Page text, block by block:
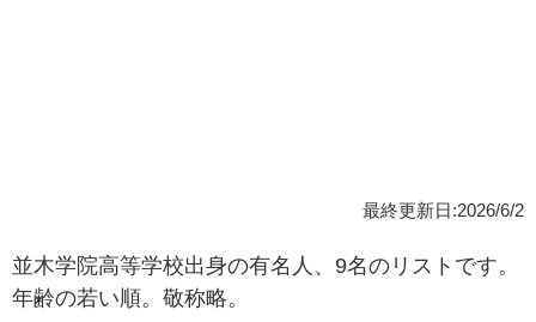
最終更新日:2026/6/2
並木学院高等学校出身の有名人、9名のリストです。
年齢の若い順。敬称略。